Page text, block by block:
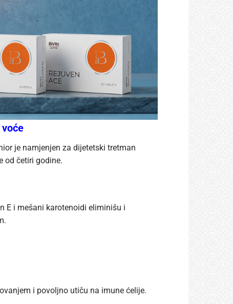
je namjenjen za dijetetski tretman
od četiri godine.
E i mešani karotenoidi eliminišu i
i povoljno utiču na imune ćelije.